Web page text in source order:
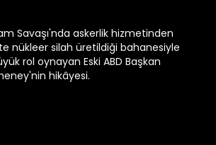
Savaşı'nda askerlik hizmetinden
nükleer silah üretildiği bahanesiyle
rol oynayan Eski ABD Başkan
hikâyesi.